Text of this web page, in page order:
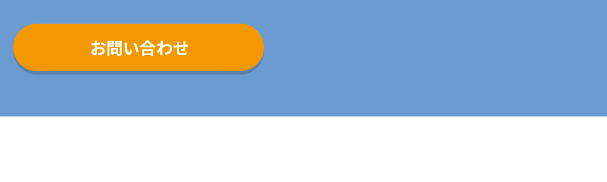
お問い合わせ